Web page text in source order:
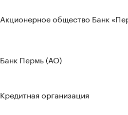
Акционерное общество Банк
Банк Пермь (АО)
Кредитная организация